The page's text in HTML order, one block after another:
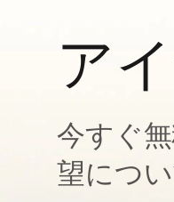
ア
今すぐ
望につ